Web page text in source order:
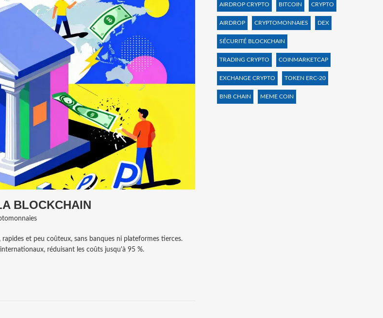
BLOCKCHAIN
et peu coûteux, sans banques ni plateformes tierces.
réduisant les coûts jusqu'à 95 %.
AIRDROP CRYPTO BITCOIN CRYPTO
AIRDROP CRYPTOMONNAIES DEX
SÉCURITÉ BLOCKCHAIN
TRADING CRYPTO COINMARKETCAP
EXCHANGE CRYPTO TOKEN ERC-20
BNB CHAIN MEME COIN